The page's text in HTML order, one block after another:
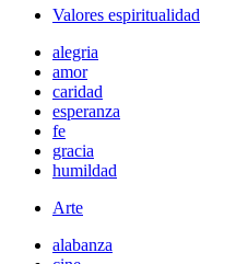
Valores espiritualidad
alegria
amor
caridad
esperanza
fe
gracia
humildad
Arte
alabanza